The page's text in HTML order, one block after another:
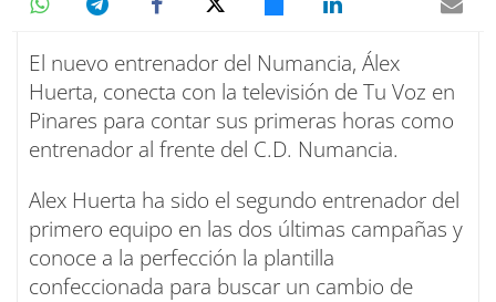
El nuevo entrenador del Numancia, Álex
Huerta, conecta con la televisión de Tu Voz en
Pinares para contar sus primeras horas como
entrenador al frente del C.D. Numancia.
Alex Huerta ha sido el segundo entrenador del
primero equipo en las dos últimas campañas y
conoce a la perfección la plantilla
confeccionada para buscar un cambio de